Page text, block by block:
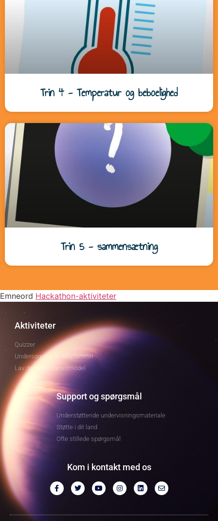
Trin 4 - Temperatur og beboelighed
Trin 5 - sammensætning
Emneord Hackathon-aktiviteter
Aktiviteter
Quizzer
Undersøgelse af exoplaneter
Lav din egen transitmodel
Support og spørgsmål
Understøttende undervisningsmateriale
Støtte i dit land
Ofte stillede spørgsmål
Kom i kontakt med os